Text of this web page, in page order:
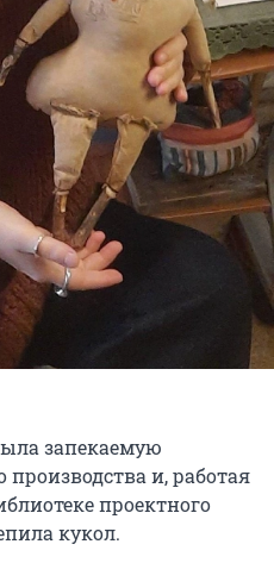
запекаемую
производства и, работая
проектного
кукол.